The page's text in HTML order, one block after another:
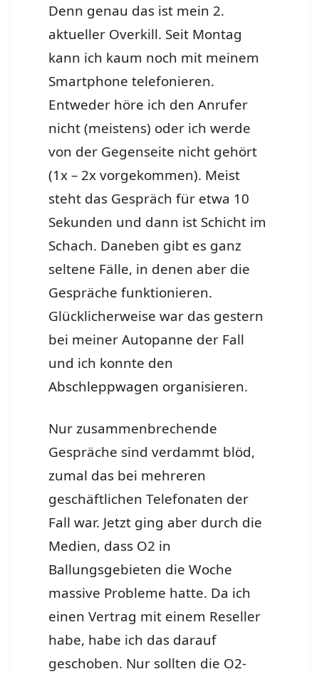
Denn genau das ist mein 2.
aktueller Overkill. Seit Montag
kann ich kaum noch mit meinem
Smartphone telefonieren.
Entweder höre ich den Anrufer
nicht (meistens) oder ich werde
von der Gegenseite nicht gehört
(1x – 2x vorgekommen). Meist
steht das Gespräch für etwa 10
Sekunden und dann ist Schicht im
Schach. Daneben gibt es ganz
seltene Fälle, in denen aber die
Gespräche funktionieren.
Glücklicherweise war das gestern
bei meiner Autopanne der Fall
und ich konnte den
Abschleppwagen organisieren.
Nur zusammenbrechende
Gespräche sind verdammt blöd,
zumal das bei mehreren
geschäftlichen Telefonaten der
Fall war. Jetzt ging aber durch die
Medien, dass O2 in
Ballungsgebieten die Woche
massive Probleme hatte. Da ich
einen Vertrag mit einem Reseller
habe, habe ich das darauf
geschoben. Nur sollten die O2-